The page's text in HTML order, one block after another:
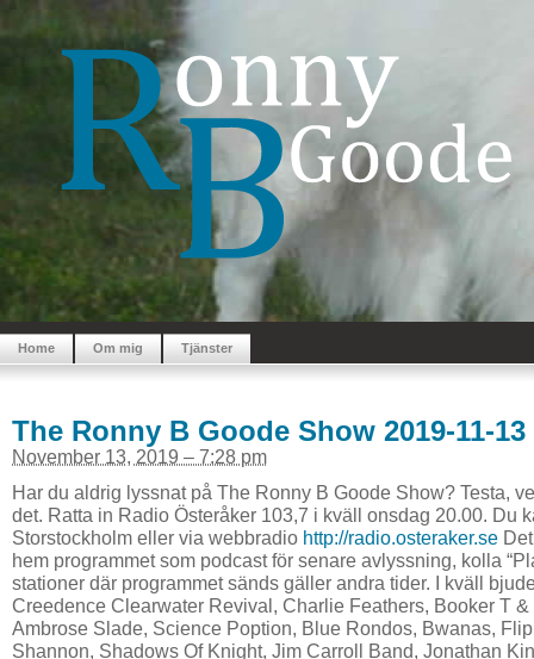
Home Om mig Tjänster
The Ronny B Goode Show 2019-11-13
November 13, 2019 – 7:28 pm
Har du aldrig lyssnat på The Ronny B Goode Show? Testa,
det. Ratta in Radio Österåker 103,7 i kväll onsdag 20.00. Du
Storstockholm eller via webbradio http://radio.osteraker.se
hem programmet som podcast för senare avlyssning, kolla
stationer där programmet sänds gäller andra tider. I kväll
Creedence Clearwater Revival, Charlie Feathers, Booker T &
Ambrose Slade, Science Poption, Blue Rondos, Bwanas,
Shannon, Shadows Of Knight, Jim Carroll Band, Jonathan